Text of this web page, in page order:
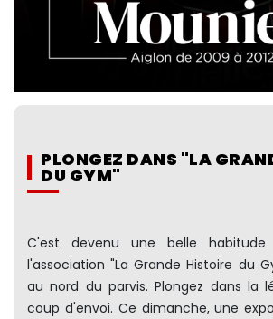
PLONGEZ DANS "LA
DU GYM"
C'est devenu une belle
l'association "La Grande Histoire du
au nord du parvis. Plongez dans la
coup d'envoi. Ce dimanche, une